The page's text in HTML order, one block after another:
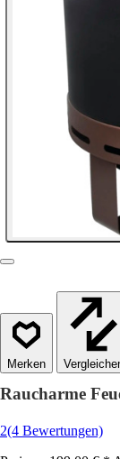
Raucharme
2(4 Bewertungen)